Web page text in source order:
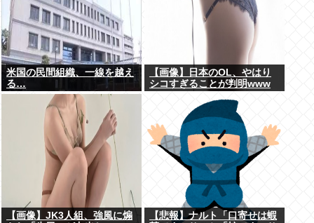
米国の民間組織、一線を越え
る…
【画像】日本のOL、やはり
シコすぎることが判明www
【画像】JK3人組、強風に煽
【悲報】ナルト「口寄せは蝦